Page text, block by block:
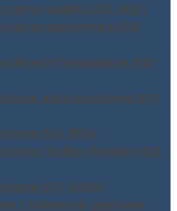
qualità ISO 9001
ambientale ISO
informazione ISO
anticorruzione ISO
ISO 3834
rischio stradale ISO
ISO 45001
i Sistemi di gestione